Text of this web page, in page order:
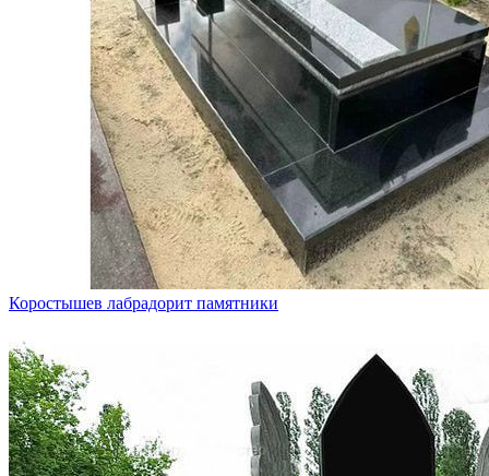
Коростышев лабрадорит памятники